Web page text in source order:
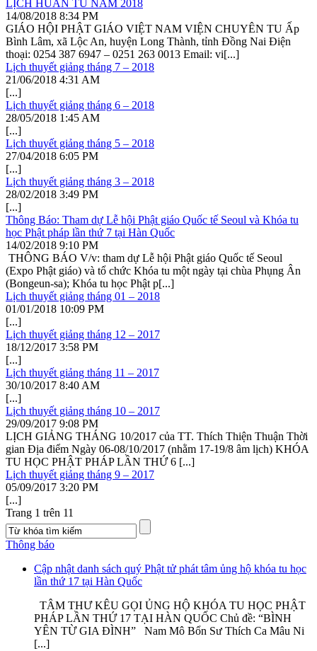
LỊCH HUÂN TU NĂM 2018
14/08/2018 8:34 PM
GIÁO HỘI PHẬT GIÁO VIỆT NAM VIỆN CHUYÊN TU Ấp
Bình Lâm, xã Lộc An, huyện Long Thành, tỉnh Đồng Nai Điện
thoại: 0254 387 6947 – 0251 263 0013 Email: vi[...]
Lịch thuyết giảng tháng 7 – 2018
21/06/2018 4:31 AM
[...]
Lịch thuyết giảng tháng 6 – 2018
28/05/2018 1:45 AM
[...]
Lịch thuyết giảng tháng 5 – 2018
27/04/2018 6:05 PM
[...]
Lịch thuyết giảng tháng 3 – 2018
28/02/2018 3:49 PM
[...]
Thông Báo: Tham dự Lễ hội Phật giáo Quốc tế Seoul và Khóa tu
học Phật pháp lần thứ 7 tại Hàn Quốc
14/02/2018 9:10 PM
THÔNG BÁO V/v: tham dự Lễ hội Phật giáo Quốc tế Seoul
(Expo Phật giáo) và tổ chức Khóa tu một ngày tại chùa Phụng Ân
(Bongeun-sa); Khóa tu học Phật p[...]
Lịch thuyết giảng tháng 01 – 2018
01/01/2018 10:09 PM
[...]
Lịch thuyết giảng tháng 12 – 2017
18/12/2017 3:58 PM
[...]
Lịch thuyết giảng tháng 11 – 2017
30/10/2017 8:40 AM
[...]
Lịch thuyết giảng tháng 10 – 2017
29/09/2017 9:08 PM
LỊCH GIẢNG THÁNG 10/2017 của TT. Thích Thiện Thuận Thời
gian Địa điểm Ngày 06-08/10/2017 (nhằm 17-19/8 âm lịch) KHÓA
TU HỌC PHẬT PHÁP LẦN THỨ 6 [...]
Lịch thuyết giảng tháng 9 – 2017
05/09/2017 3:20 PM
[...]
Trang 1 trên 11
Thông báo
Cập nhật danh sách quý Phật tử phát tâm ủng hộ khóa tu học
lần thứ 17 tại Hàn Quốc
TÂM THƯ KÊU GỌI ỦNG HỘ KHÓA TU HỌC PHẬT
PHÁP LẦN THỨ 17 TẠI HÀN QUỐC Chủ đề: “BÌNH
YÊN TỪ GIA ĐÌNH” Nam Mô Bổn Sư Thích Ca Mâu Ni
[...]